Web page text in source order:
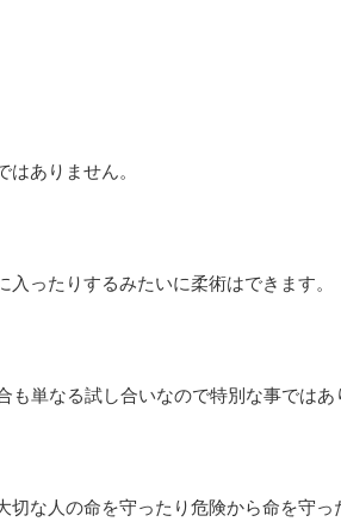
ありません。
入ったりするみたいに柔術はできます。
単なる試し合いなので特別な事ではあ
切な人の命を守ったり危険から命を守